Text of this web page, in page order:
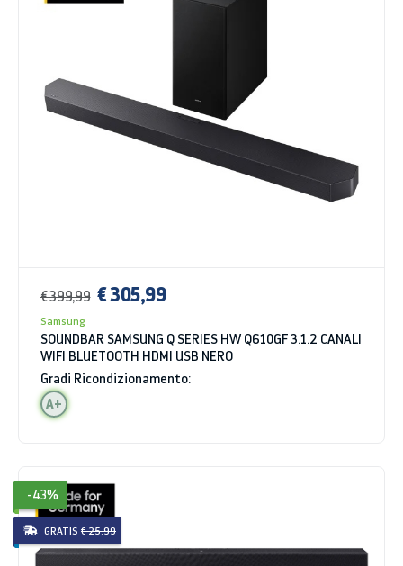
€ 399,99 € 305,99
Samsung
SOUNDBAR SAMSUNG Q SERIES HW Q610GF 3.1.2 CANALI
WIFI BLUETOOTH HDMI USB NERO
Gradi Ricondizionamento:
A+
-43%
GRATIS € 25.99